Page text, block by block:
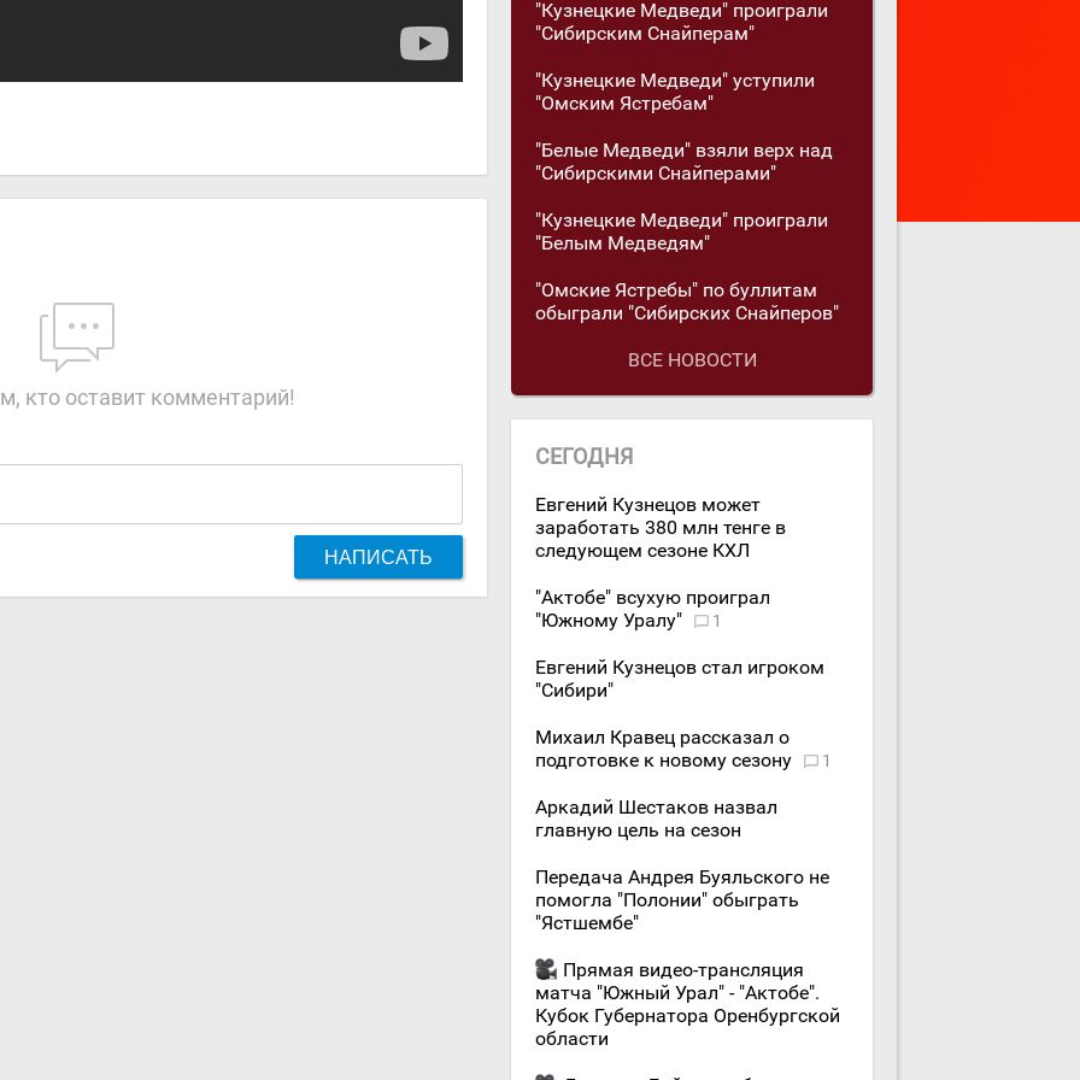
кто оставит комментарий!
НАПИСАТЬ
"Кузнецкие Медведи" проиграли
"Сибирским Снайперам"
"Кузнецкие Медведи" уступили
"Омским Ястребам"
"Белые Медведи" взяли верх над
"Сибирскими Снайперами"
"Кузнецкие Медведи" проиграли
"Белым Медведям"
"Омские Ястребы" по буллитам
обыграли "Сибирских Снайперов"
ВСЕ НОВОСТИ
СЕГОДНЯ
Евгений Кузнецов может
заработать 380 млн тенге в
следующем сезоне КХЛ
"Актобе" всухую проиграл
"Южному Уралу"
1
Евгений Кузнецов стал игроком
"Сибири"
Михаил Кравец рассказал о
подготовке к новому сезону
1
Аркадий Шестаков назвал
главную цель на сезон
Передача Андрея Буяльского не
помогла "Полонии" обыграть
"Ястшембе"
Прямая видео-трансляция
матча "Южный Урал" - "Актобе".
Кубок Губернатора Оренбургской
области